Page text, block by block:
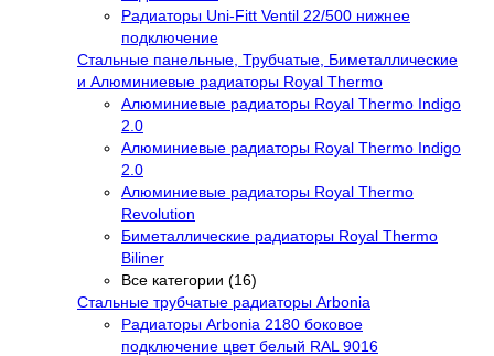
Радиаторы Uni-Fitt Ventil 22/500 нижнее
подключение
Стальные панельные, Трубчатые, Биметаллические
и Алюминиевые радиаторы Royal Thermo
Алюминиевые радиаторы Royal Thermo Indigo
2.0
Алюминиевые радиаторы Royal Thermo Indigo
2.0
Алюминиевые радиаторы Royal Thermo
Revolution
Биметаллические радиаторы Royal Thermo
Biliner
Все категории (16)
Стальные трубчатые радиаторы Arbonia
Радиаторы Arbonia 2180 боковое
подключение цвет белый RAL 9016